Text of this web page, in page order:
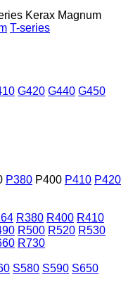
Kerax Magnum
T-series
G420 G440 G450
P380 P400 P410 P420
R380 R400 R410
R500 R520 R530
R730
S580 S590 S650